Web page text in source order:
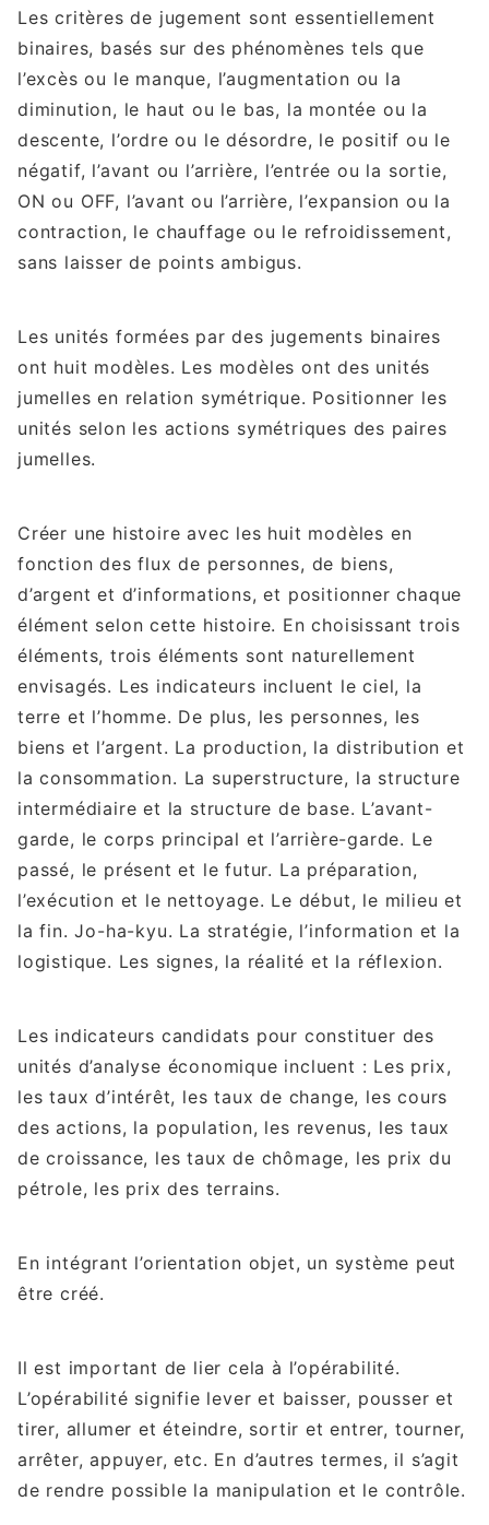
Les critères de jugement sont essentiellement
binaires, basés sur des phénomènes tels que
l’excès ou le manque, l’augmentation ou la
diminution, le haut ou le bas, la montée ou la
descente, l’ordre ou le désordre, le positif ou le
négatif, l’avant ou l’arrière, l’entrée ou la sortie,
ON ou OFF, l’avant ou l’arrière, l’expansion ou la
contraction, le chauffage ou le refroidissement,
sans laisser de points ambigus.
Les unités formées par des jugements binaires
ont huit modèles. Les modèles ont des unités
jumelles en relation symétrique. Positionner les
unités selon les actions symétriques des paires
jumelles.
Créer une histoire avec les huit modèles en
fonction des flux de personnes, de biens,
d’argent et d’informations, et positionner chaque
élément selon cette histoire. En choisissant trois
éléments, trois éléments sont naturellement
envisagés. Les indicateurs incluent le ciel, la
terre et l’homme. De plus, les personnes, les
biens et l’argent. La production, la distribution et
la consommation. La superstructure, la structure
intermédiaire et la structure de base. L’avant-
garde, le corps principal et l’arrière-garde. Le
passé, le présent et le futur. La préparation,
l’exécution et le nettoyage. Le début, le milieu et
la fin. Jo-ha-kyu. La stratégie, l’information et la
logistique. Les signes, la réalité et la réflexion.
Les indicateurs candidats pour constituer des
unités d’analyse économique incluent : Les prix,
les taux d’intérêt, les taux de change, les cours
des actions, la population, les revenus, les taux
de croissance, les taux de chômage, les prix du
pétrole, les prix des terrains.
En intégrant l’orientation objet, un système peut
être créé.
Il est important de lier cela à l’opérabilité.
L’opérabilité signifie lever et baisser, pousser et
tirer, allumer et éteindre, sortir et entrer, tourner,
arrêter, appuyer, etc. En d’autres termes, il s’agit
de rendre possible la manipulation et le contrôle.